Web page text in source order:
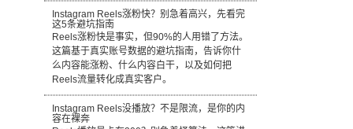
Instagram Reels涨粉快？别急着高兴，先看完
这5条避坑指南
Reels涨粉快是事实，但90%的人用错了方法。
这篇基于真实账号数据的避坑指南，告诉你什
么内容能涨粉、什么内容白干，以及如何把
Reels流量转化成真实客户。
Instagram Reels没播放？不是限流，是你的内
容在裸奔